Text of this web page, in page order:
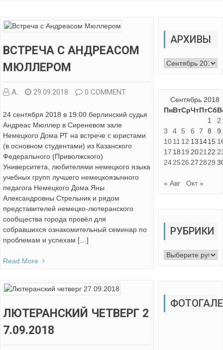
ВСТРЕЧА С АНДРЕАСОМ
МЮЛЛЕРОМ
А. 29.09.2018 0 COMMENT
24 сентября 2018 в 19:00 берлинский судья
Андреас Мюллер в Сиреневом зале
Немецкого Дома РТ на встрече с юристами
(в основном студентами) из Казанского
Федерального (Приволжского)
Университета, любителями немецкого языка
учебных групп лучшего немецкоязычного
педагога Немецкого Дома Яны
Александровны Стрельник и рядом
представителей немецко-лютеранского
сообщества города провёл для
собравшихся ознакомительный семинар по
проблемам и успехам […]
Read More
ЛЮТЕРАНСКИЙ ЧЕТВЕРГ 2
7.09.2018
АРХИВЫ
Архивы
Сентябрь 2018
ПнВтСрЧтПтСб
1
2
3
4 5 6 7 8
9
1011 12 131415
17 1819 2021 22
242526 272829
« Авг Окт »
РУБРИКИ
Рубрики